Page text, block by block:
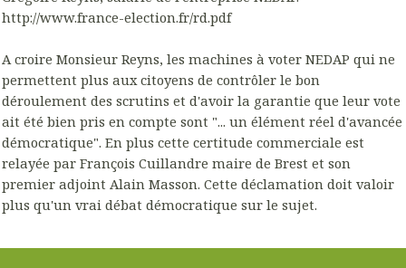
http://www.france-election.fr/rd.pdf
A croire Monsieur Reyns, les machines à voter NEDAP qui ne
permettent plus aux citoyens de contrôler le bon
déroulement des scrutins et d'avoir la garantie que leur vote
ait été bien pris en compte sont "... un élément réel d'avancée
démocratique". En plus cette certitude commerciale est
relayée par François Cuillandre maire de Brest et son
premier adjoint Alain Masson. Cette déclamation doit valoir
plus qu'un vrai débat démocratique sur le sujet.